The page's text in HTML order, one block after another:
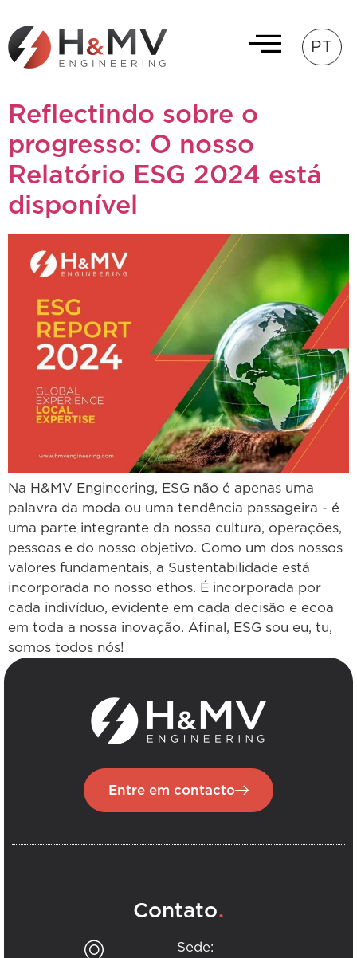
PT
Reflectindo sobre o
progresso: O nosso
Relatório ESG 2024 está
disponível
Na H&MV Engineering, ESG não é apenas uma
palavra da moda ou uma tendência passageira - é
uma parte integrante da nossa cultura, operações,
pessoas e do nosso objetivo. Como um dos nossos
valores fundamentais, a Sustentabilidade está
incorporada no nosso ethos. É incorporada por
cada indivíduo, evidente em cada decisão e ecoa
em toda a nossa inovação. Afinal, ESG sou eu, tu,
somos todos nós!
Entre em contacto
Contato.
Sede: